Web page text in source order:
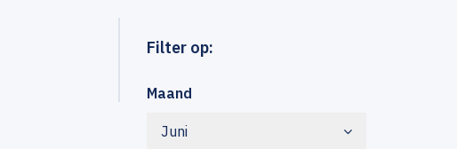
Filter op:
Maand
Juni